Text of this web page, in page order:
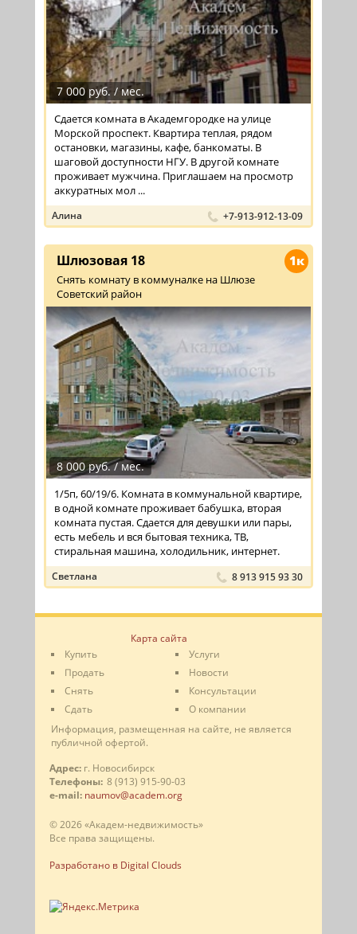
7 000 руб. / мес.
Сдается комната в Академгородке на улице
Морской проспект. Квартира теплая, рядом
остановки, магазины, кафе, банкоматы. В
шаговой доступности НГУ. В другой комнате
проживает мужчина. Приглашаем на просмотр
аккуратных мол ...
Алина +7-913-912-13-09
1к
Шлюзовая 18
Снять комнату в коммуналке на Шлюзе
Советский район
8 000 руб. / мес.
1/5п, 60/19/6. Комната в коммунальной квартире,
в одной комнате проживает бабушка, вторая
комната пустая. Сдается для девушки или пары,
есть мебель и вся бытовая техника, ТВ,
стиральная машина, холодильник, интернет.
Светлана 8 913 915 93 30
Карта сайта
Купить
Продать
Снять
Сдать
Услуги
Новости
Консультации
О компании
Информация, размещенная на сайте, не является
публичной офертой.
Адрес: г. Новосибирск
Телефоны: 8 (913) 915-90-03
e-mail: naumov@academ.org
© 2026 «Академ-недвижимость»
Все права защищены.
Разработано в Digital Clouds